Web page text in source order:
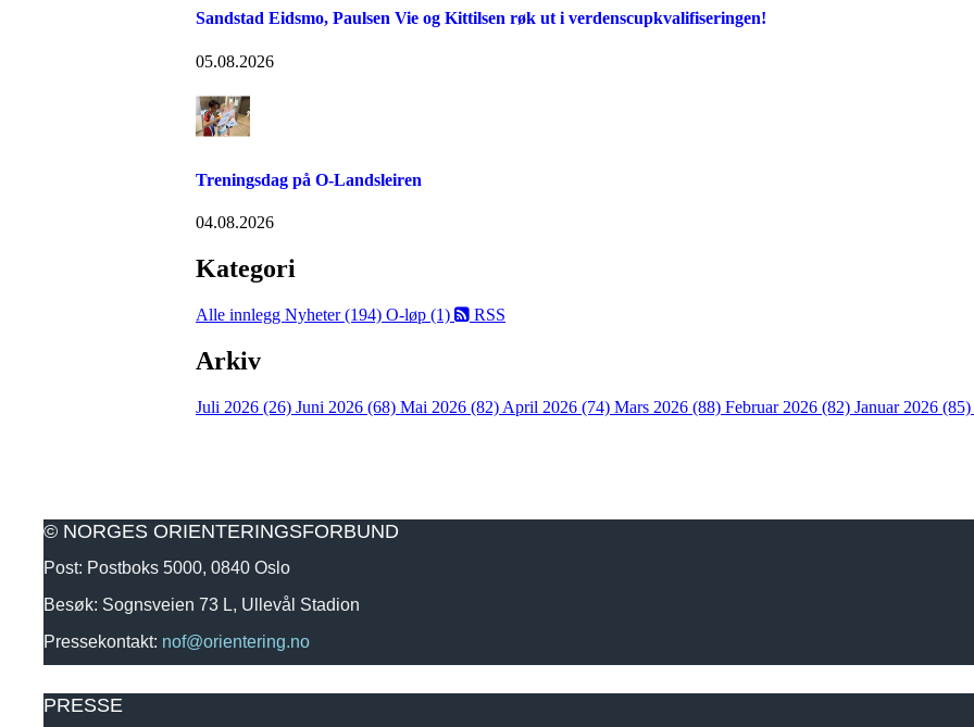
Sandstad Eidsmo, Paulsen Vie og Kittilsen røk ut i verdenscupkvalifiseringen!
05.08.2026
Treningsdag på O-Landsleiren
04.08.2026
Kategori
Alle innlegg Nyheter (194) O-løp (1) RSS
Arkiv
Juli 2026 (26) Juni 2026 (68) Mai 2026 (82) April 2026 (74) Mars 2026 (88) Februar 2026 (82) Januar 2026 (85)
© NORGES ORIENTERINGSFORBUND
Post: Postboks 5000, 0840 Oslo
Besøk: Sognsveien 73 L, Ullevål Stadion
Pressekontakt: nof@orientering.no
PRESSE